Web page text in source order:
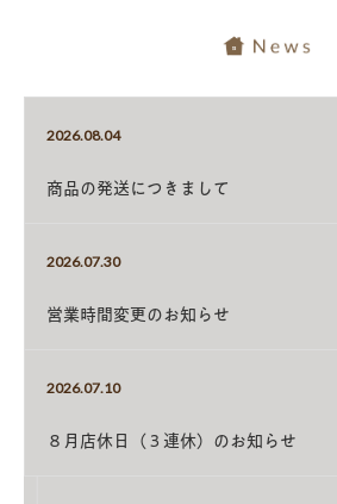
2026.08.04
商品の発送につきまして
2026.07.30
営業時間変更のお知らせ
2026.07.10
８月店休日（３連休）のお知らせ